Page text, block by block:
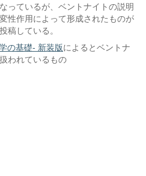
っているが、ベントナイトの説明
性作用によって形成されたものが
稿している。
の基礎- 新装版によるとベントナ
われているもの